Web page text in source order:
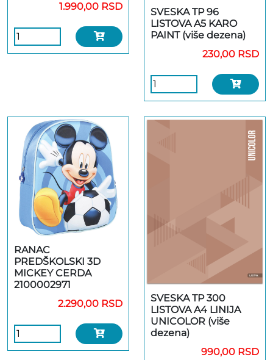
1.990,00 RSD
SVESKA TP 96
LISTOVA A5 KARO
PAINT (više dezena)
230,00 RSD
RANAC
PREDŠKOLSKI 3D
MICKEY CERDA
2100002971
2.290,00 RSD
SVESKA TP 300
LISTOVA A4 LINIJA
UNICOLOR (više
dezena)
990,00 RSD